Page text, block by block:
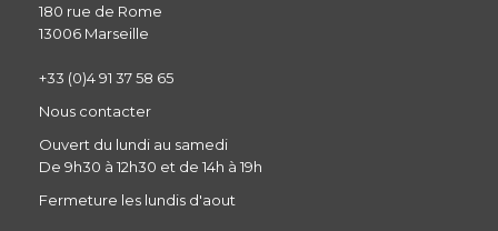
180 rue de Rome
13006 Marseille
+33 (0)4 91 37 58 65
Nous contacter
Ouvert du lundi au samedi
De 9h30 à 12h30 et de 14h à 19h
Fermeture les lundis d'aout